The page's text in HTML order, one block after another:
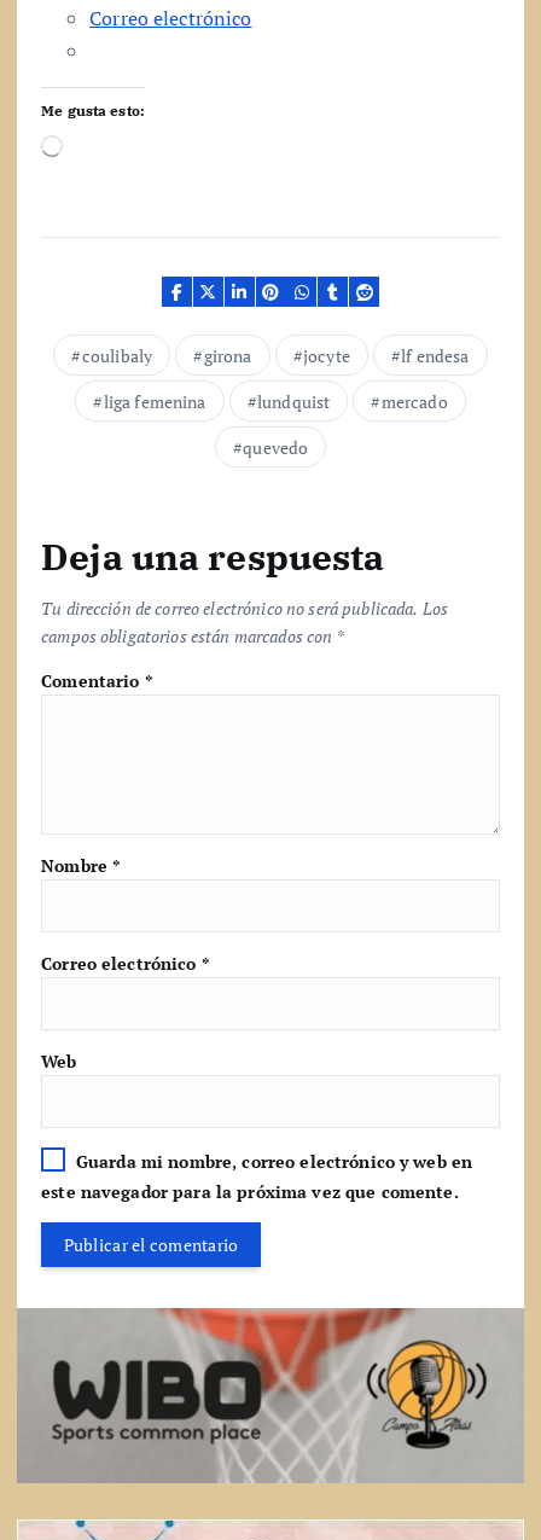
Correo electrónico
Me gusta esto:
C
a
.
coulibaly girona jocyte
lf endesa
liga femenina
lundquist
mercado
quevedo
Deja una respuesta
Tu dirección de correo electrónico no será publicada. Los
campos obligatorios están marcados con *
Comentario *
Nombre*
Correo electrónico *
Web
Guarda mi nombre, correo electrónico y web en
este navegador para la próxima vez que comente.